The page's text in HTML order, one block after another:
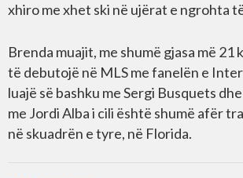
xhiro me xhet ski në ujërat e ngrohta
Brenda muajit, me shumë gjasa më 21
të debutojë në MLS me fanelën e
luajë së bashku me Sergi Busquets
me Jordi Alba i cili është shumë afër
në skuadrën e tyre, në Florida.